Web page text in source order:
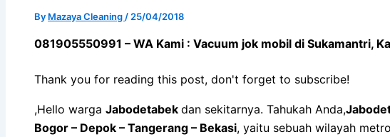
By Mazaya Cleaning / 25/04/2018
081905550991 – WA Kami : Vacuum jok mobil di Sukamantri,
Thank you for reading this post, don't forget to subscribe!
,Hello warga Jabodetabek dan sekitarnya. Tahukah Anda,
Bogor – Depok – Tangerang – Bekasi, yaitu sebuah wilayah